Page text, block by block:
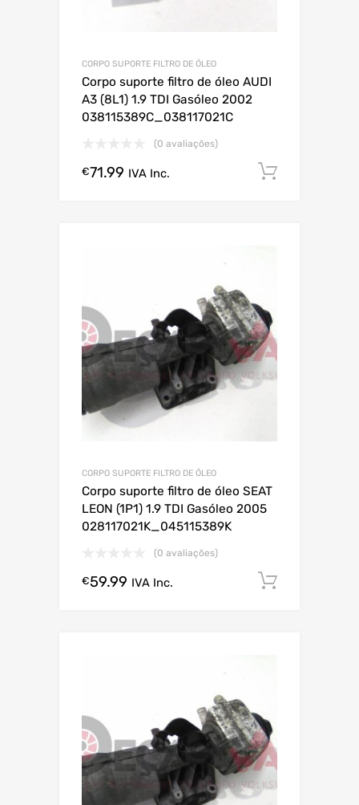
CORPO SUPORTE FILTRO DE ÓLEO
Corpo suporte filtro de óleo AUDI
A3 (8L1) 1.9 TDI Gasóleo 2002
038115389C_038117021C
(0 avaliações)
€71.99 IVA Inc.
CORPO SUPORTE FILTRO DE ÓLEO
Corpo suporte filtro de óleo SEAT
LEON (1P1) 1.9 TDI Gasóleo 2005
028117021K_045115389K
(0 avaliações)
€59.99 IVA Inc.